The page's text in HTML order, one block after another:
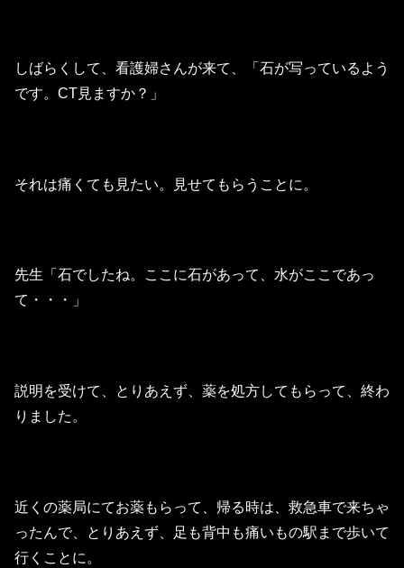
しばらくして、看護婦さんが来て、「石が写っているよう
です。CT見ますか？」
それは痛くても見たい。見せてもらうことに。
先生「石でしたね。ここに石があって、水がここであっ
て・・・」
説明を受けて、とりあえず、薬を処方してもらって、終わ
りました。
近くの薬局にてお薬もらって、帰る時は、救急車で来ちゃ
ったんで、とりあえず、足も背中も痛いもの駅まで歩いて
行くことに。